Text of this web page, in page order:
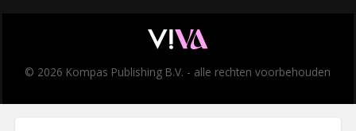
© 2026 Kompas Publishing B.V. - alle rechten voorbehouden